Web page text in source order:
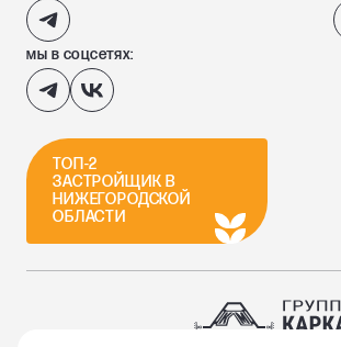
мы в соцсетях:
ТОП-2
ЗАСТРОЙЩИК В
НИЖЕГОРОДСКОЙ
ОБЛАСТИ